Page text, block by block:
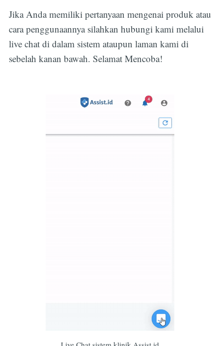
Jika Anda memiliki pertanyaan mengenai produk atau
cara penggunaannya silahkan hubungi kami melalui
live chat di dalam sistem ataupun laman kami di
sebelah kanan bawah. Selamat Mencoba!